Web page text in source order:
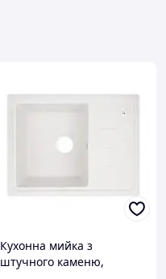
Кухонна мийка з
штучного каменю,